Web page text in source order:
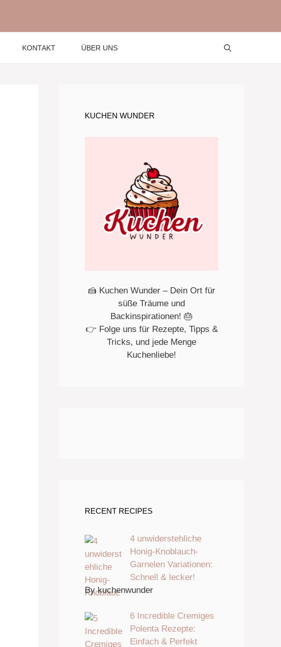
KONTAKT ÜBER UNS
KUCHEN WUNDER
🍰 Kuchen Wunder – Dein Ort für
süße Träume und
Backinspirationen! 🎂
👉 Folge uns für Rezepte, Tipps &
Tricks, und jede Menge
Kuchenliebe!
RECENT RECIPES
4 unwiderstehliche
Honig-Knoblauch-
Garnelen Variationen:
Schnell & lecker!
By kuchenwunder
6 Incredible Cremiges
Polenta Rezepte:
Einfach & Perfekt